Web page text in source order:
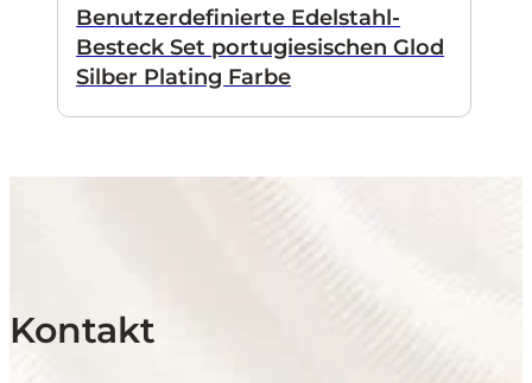
Benutzerdefinierte Edelstahl-
Besteck Set portugiesischen Glod
Silber Plating Farbe
Kontakt